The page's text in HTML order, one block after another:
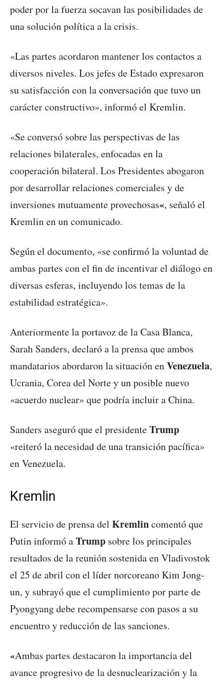
poder por la fuerza socavan las posibilidades de
una solución política a la crisis.
«Las partes acordaron mantener los contactos a
diversos niveles. Los jefes de Estado expresaron
su satisfacción con la conversación que tuvo un
carácter constructivo», informó el Kremlin.
«Se conversó sobre las perspectivas de las
relaciones bilaterales, enfocadas en la
cooperación bilateral. Los Presidentes abogaron
por desarrollar relaciones comerciales y de
inversiones mutuamente provechosas«, señaló el
Kremlin en un comunicado.
Según el documento, «se confirmó la voluntad de
ambas partes con el fin de incentivar el diálogo en
diversas esferas, incluyendo los temas de la
estabilidad estratégica».
Anteriormente la portavoz de la Casa Blanca,
Sarah Sanders, declaró a la prensa que ambos
mandatarios abordaron la situación enVenezuela,
Ucrania, Corea del Norte y un posible nuevo
«acuerdo nuclear» que podría incluir a China.
Sanders aseguró que el presidenteTrump
«reiteró la necesidad de una transición pacífica»
en Venezuela.
Kremlin
El servicio de prensa del Kremlincomentó que
Putin informó aTrump sobre los principales
resultados de la reunión sostenida en Vladivostok
el 25 de abril con el líder norcoreano Kim Jong-
un, y subrayó que el cumplimiento por parte de
Pyongyang debe recompensarse con pasos a su
encuentro y reducción de las sanciones.
«Ambas partes destacaron la importancia del
avance progresivo de la desnuclearización y la